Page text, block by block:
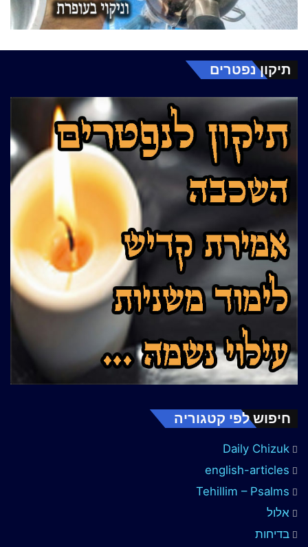
תיקון נפטרים
חיפוש לפי קטגוריה
Daily Chizuk
english-articles
Tehillim – Psalms
אלול
בדיחות